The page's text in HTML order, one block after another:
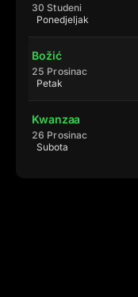
30 Studeni
Ponedjeljak
25 Prosinac
Petak
Božić
26 Prosinac
Subota
Kwanzaa